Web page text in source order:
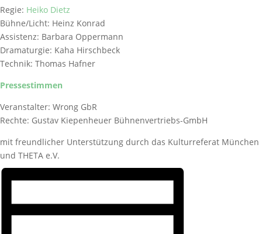
Regie: Heiko Dietz
Bühne/Licht: Heinz Konrad
Assistenz: Barbara Oppermann
Dramaturgie: Kaha Hirschbeck
Technik: Thomas Hafner
Pressestimmen
Veranstalter: Wrong GbR
Rechte: Gustav Kiepenheuer Bühnenvertriebs-GmbH
mit freundlicher Unterstützung durch das Kulturreferat München
und THETA e.V.